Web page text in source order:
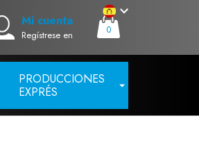
Mi cuenta
Regístrese en 0
PRODUCCIONES
EXPRÉS